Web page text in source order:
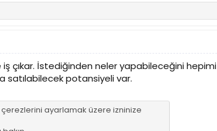
çıkar. İstediğinden neler yapabileceğini
satılabilecek potansiyeli var.
ayarlamak üzere izninize